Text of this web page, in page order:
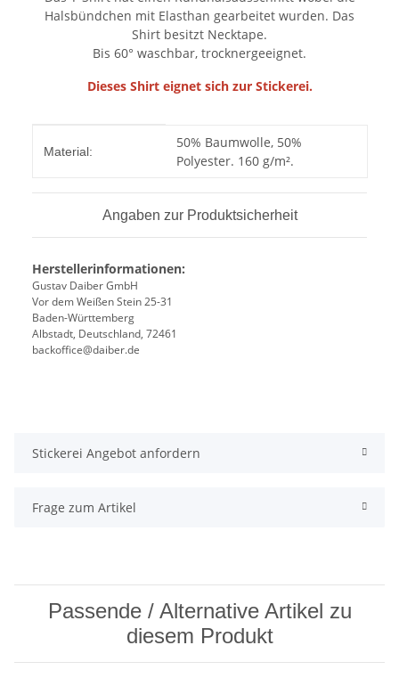
Halsbündchen mit Elasthan gearbeitet wurden. Das
Shirt besitzt Necktape.
Bis 60° waschbar, trocknergeeignet.
Dieses Shirt eignet sich zur Stickerei.
Material:
50% Baumwolle, 50%
Polyester. 160 g/m².
Angaben zur Produktsicherheit
Herstellerinformationen:
Gustav Daiber GmbH
Vor dem Weißen Stein 25-31
Baden-Württemberg
Albstadt, Deutschland, 72461
backoffice@daiber.de
Stickerei Angebot anfordern
Frage zum Artikel
Passende / Alternative Artikel zu
diesem Produkt